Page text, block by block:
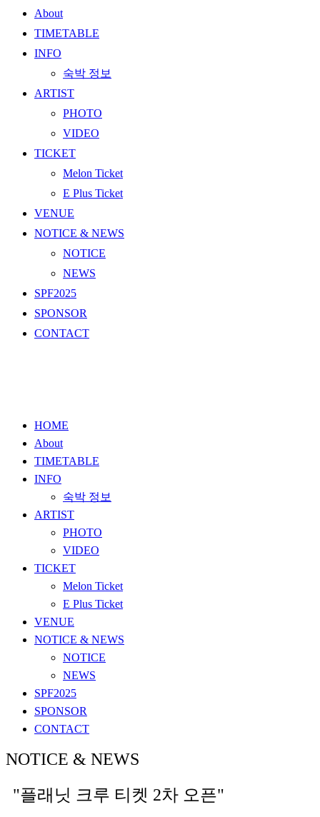
About
TIMETABLE
INFO
숙박 정보
ARTIST
PHOTO
VIDEO
TICKET
Melon Ticket
E Plus Ticket
VENUE
NOTICE & NEWS
NOTICE
NEWS
SPF2025
SPONSOR
CONTACT
HOME
About
TIMETABLE
INFO
숙박 정보
ARTIST
PHOTO
VIDEO
TICKET
Melon Ticket
E Plus Ticket
VENUE
NOTICE & NEWS
NOTICE
NEWS
SPF2025
SPONSOR
CONTACT
NOTICE & NEWS
"플래닛 크루 티켓 2차 오픈"